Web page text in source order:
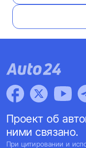
Проект об
ними связано.
При цитировании и